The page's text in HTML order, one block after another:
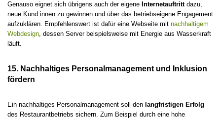
Genauso eignet sich übrigens auch der eigene Internetauftrittdazu,
neue Kund:innen zu gewinnen und über das betriebseigene Engagement
aufzuklären. Empfehlenswert ist dafür eine Webseite mit nachhaltigem
Webdesign, dessen Server beispielsweise mit Energie aus Wasserkraft
läuft.
15. Nachhaltiges Personalmanagement und Inklusion
fördern
Ein nachhaltiges Personalmanagement soll den langfristigen Erfolg
des Restaurantbetriebs sichern. Zum Beispiel durch eine hohe